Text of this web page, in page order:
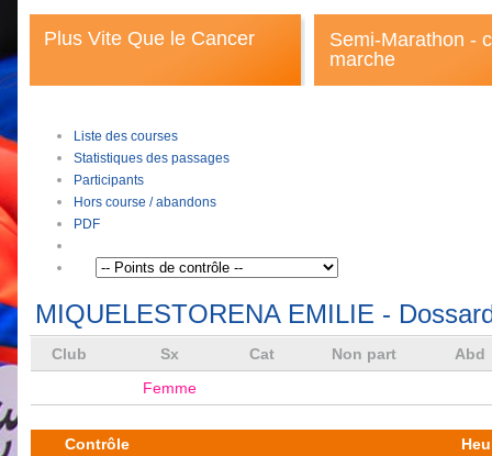
Plus Vite Que le Cancer
Semi-Marathon -
marche
Liste des courses
Statistiques des passages
Participants
Hors course / abandons
PDF
MIQUELESTORENA EMILIE -
Club Sx Cat Non part
Abd
Femme
Contrôle